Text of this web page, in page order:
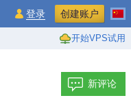
开始VPS试用
登录 创建账户
新评论